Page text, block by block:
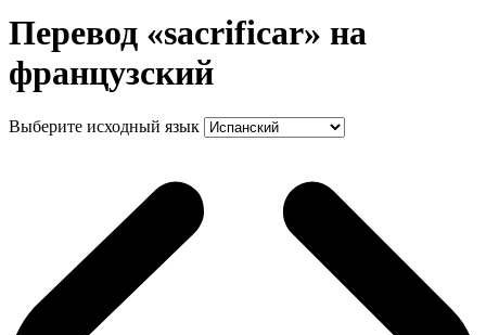
Перевод «sacrificar» на
французский
Выберите исходный язык